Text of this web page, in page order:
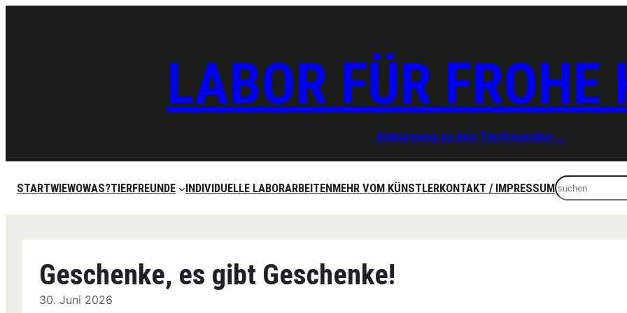
LABOR FÜR FROHE
Abkürzung zu den Tierfreunden …
STARTWIEWOWAS?TIERFREUNDE INDIVIDUELLE LABORARBEITENMEHR VOM KÜNSTLERKONTAKT / IMPRESSUMSearch
Geschenke, es gibt Geschenke!
30. Juni 2026